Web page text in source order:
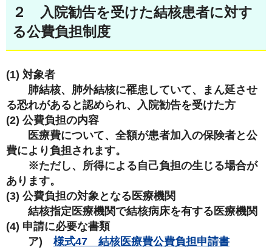
２ 入院勧告を受けた結核患者に対す
る公費負担制度
(1) 対象者
肺結核、肺外結核に罹患していて、まん延させ
る恐れがあると認められ、入院勧告を受けた方
(2) 公費負担の内容
医療費について、全額が患者加入の保険者と公
費により負担されます。
※ただし、所得による自己負担の生じる場合が
あります。
(3) 公費負担の対象となる医療機関
結核指定医療機関で結核病床を有する医療機関
(4) 申請に必要な書類
ア) 様式47 結核医療費公費負担申請書